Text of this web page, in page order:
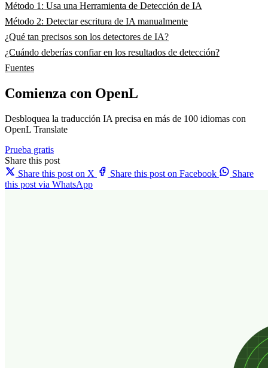
Método 1: Usa una Herramienta de Detección de IA
Método 2: Detectar escritura de IA manualmente
¿Qué tan precisos son los detectores de IA?
¿Cuándo deberías confiar en los resultados de detección?
Fuentes
Comienza con OpenL
Desbloquea la traducción IA precisa en más de 100 idiomas con
OpenL Translate
Prueba gratis
Share this post
Share this post on X
Share this post on Facebook
Share
this post via WhatsApp